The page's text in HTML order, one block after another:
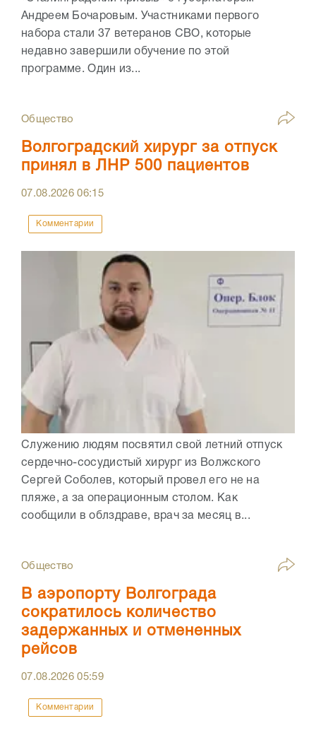
Андреем Бочаровым. Участниками первого
набора стали 37 ветеранов СВО, которые
недавно завершили обучение по этой
программе. Один из...
Общество
Волгоградский хирург за отпуск
принял в ЛНР 500 пациентов
07.08.202606:15
Комментарии
Служению людям посвятил свой летний отпуск
сердечно-сосудистый хирург из Волжского
Сергей Соболев, который провел его не на
пляже, а за операционным столом. Как
сообщили в облздраве, врач за месяц в...
Общество
В аэропорту Волгограда
сократилось количество
задержанных и отмененных
рейсов
07.08.202605:59
Комментарии